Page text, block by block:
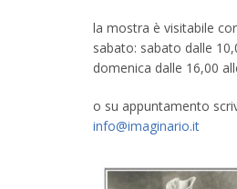
la mostra è visitabile
sabato: sabato dalle
domenica dalle 16,00
o su appuntamento
info@imaginario.it